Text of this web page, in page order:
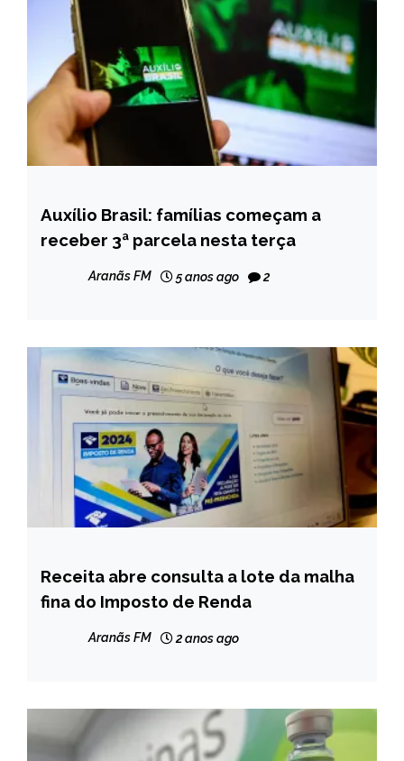
BRASIL
NOTÍCIAS
Auxílio Brasil: famílias começam a
receber 3ª parcela nesta terça
Aranãs FM 5 anos ago 2
BRASIL
Receita abre consulta a lote da malha
fina do Imposto de Renda
Aranãs FM 2 anos ago